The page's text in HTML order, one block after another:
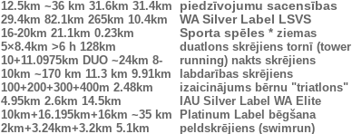
12.5km ~36 km 31.6km 31.4km
29.4km 82.1km 265km 10.4km
16-20km 21.1km 0.23km
5×8.4km >6 h 128km
10+11.0975km DUO ~24km 8-
10km ~170 km 11.3 km 9.91km
100+200+300+400m 2.48km
4.95km 2.6km 14.5km
10km+16.195km+16km ~35 km
2km+3.24km+3.2km 5.1km
piedzīvojumu sacensības
WA Silver Label LSVS
Sporta spēles * ziemas
duatlons skrējiens tornī (tower
running) nakts skrējiens
labdarības skrējiens
izaicinājums bērnu "triatlons"
IAU Silver Label WA Elite
Platinum Label bēgšana
peldskrējiens (swimrun)